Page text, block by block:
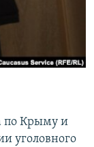
по Крыму и
уголовного